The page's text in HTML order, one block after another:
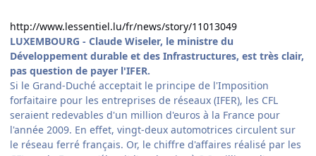
http://www.lessentiel.lu/fr/news/story/11013049
LUXEMBOURG - Claude Wiseler, le ministre du
Développement durable et des Infrastructures, est très clair,
pas question de payer l'IFER.
Si le Grand-Duché acceptait le principe de l'Imposition
forfaitaire pour les entreprises de réseaux (IFER), les CFL
seraient redevables d'un million d'euros à la France pour
l'année 2009. En effet, vingt-deux automotrices circulent sur
le réseau ferré français. Or, le chiffre d'affaires réalisé par les